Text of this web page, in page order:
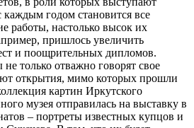
каждым годом становится все
работы, настолько высок их
пришлось увеличить
и поощрительных дипломов.
только отважно говорят свое
открытия, мимо которых прошли
картин Иркутского
музея отправилась на выставку в
– портреты известных купцов и